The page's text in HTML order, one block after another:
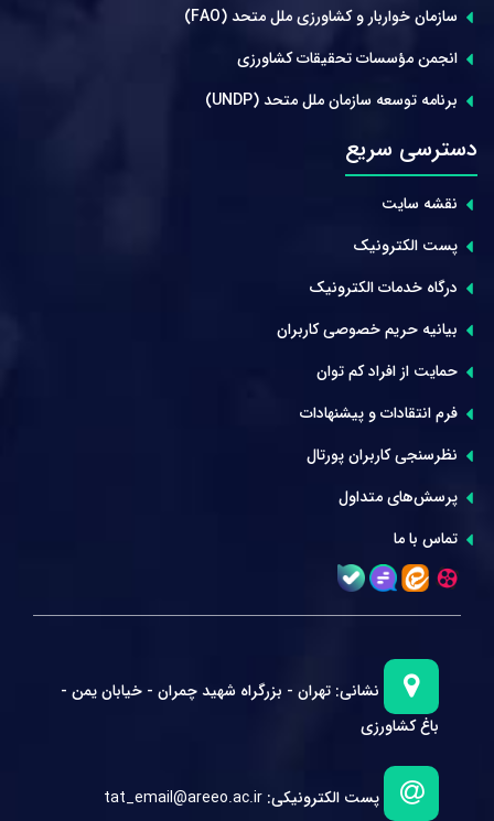
سازمان خواربار و کشاورزی ملل متحد (FAO)
انجمن مؤسسات تحقیقات کشاورزی
برنامه توسعه سازمان ملل متحد (UNDP)
دسترسی سریع
نقشه سایت
پست الکترونیک
درگاه خدمات الکترونیک
بیانیه حریم خصوصی کاربران
حمایت از افراد کم توان
فرم انتقادات و پیشنهادات
نظرسنجی کاربران پورتال
پرسش‌های متداول
تماس با ما
نشانی: تهران - بزرگراه شهید چمران - خیابان یمن -
باغ کشاورزی
پست الکترونیکی: tat_email@areeo.ac.ir